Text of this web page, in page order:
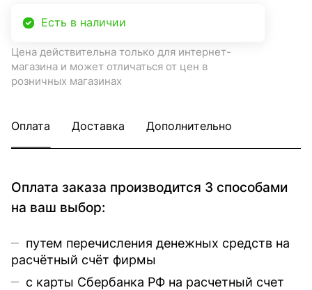
Есть в наличии
Цена действительна только для интернет-
магазина и может отличаться от цен в
розничных магазинах
Оплата Доставка Дополнительно
Оплата заказа производится 3 способами
на ваш выбор:
путем перечисления денежных средств на
расчётный счёт фирмы
с карты Сбербанка РФ на расчетный счет